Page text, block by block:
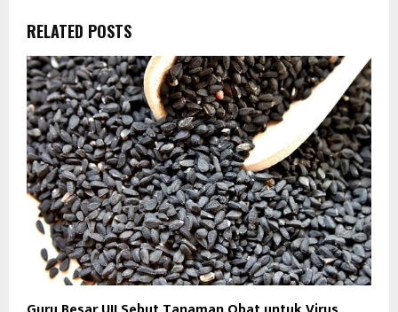
RELATED POSTS